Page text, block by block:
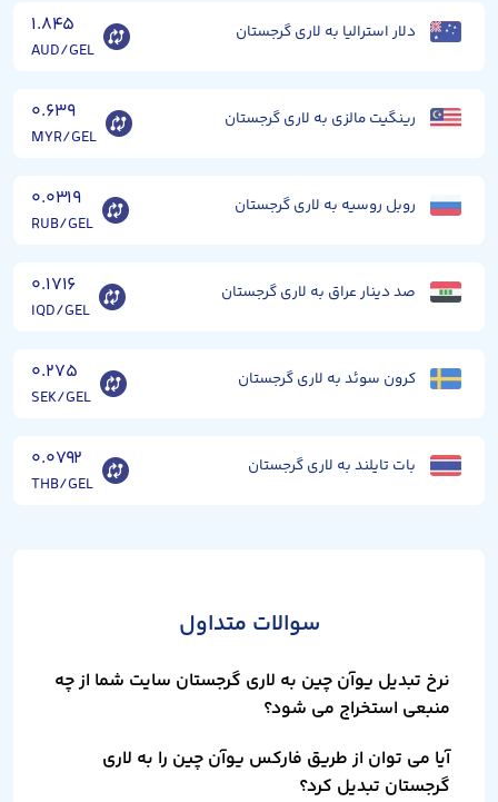
دلار استرالیا به لاری گرجستان ۱.۸۴۵
AUD/GEL
رینگیت مالزی به لاری گرجستان ۰.۶۳۹
MYR/GEL
روبل روسیه به لاری گرجستان ۰.۰۳۱۹
RUB/GEL
صد دینار عراق به لاری گرجستان ۰.۱۷۱۶
IQD/GEL
کرون سوئد به لاری گرجستان ۰.۲۷۵
SEK/GEL
بات تایلند به لاری گرجستان ۰.۰۷۹۲
THB/GEL
سوالات متداول
نرخ تبدیل یوآن چین به لاری گرجستان سایت شما از چه
منبعی استخراج می شود؟
آیا می توان از طریق فارکس یوآن چین را به لاری
گرجستان تبدیل کرد؟